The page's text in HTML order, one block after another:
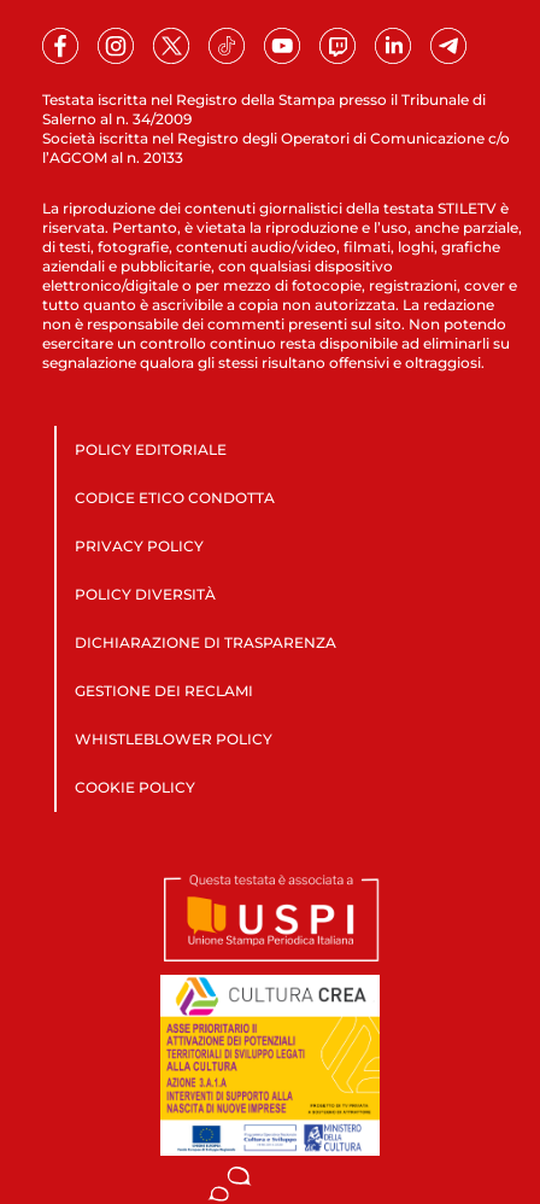
Testata iscritta nel Registro della Stampa presso il Tribunale di
Salerno al n. 34/2009
Società iscritta nel Registro degli Operatori di Comunicazione c/o
l’AGCOM al n. 20133
La riproduzione dei contenuti giornalistici della testata STILETV è
riservata. Pertanto, è vietata la riproduzione e l’uso, anche parziale,
di testi, fotografie, contenuti audio/video, filmati, loghi, grafiche
aziendali e pubblicitarie, con qualsiasi dispositivo
elettronico/digitale o per mezzo di fotocopie, registrazioni, cover e
tutto quanto è ascrivibile a copia non autorizzata. La redazione
non è responsabile dei commenti presenti sul sito. Non potendo
esercitare un controllo continuo resta disponibile ad eliminarli su
segnalazione qualora gli stessi risultano offensivi e oltraggiosi.
POLICY EDITORIALE
CODICE ETICO CONDOTTA
PRIVACY POLICY
POLICY DIVERSITÀ
DICHIARAZIONE DI TRASPARENZA
GESTIONE DEI RECLAMI
WHISTLEBLOWER POLICY
COOKIE POLICY